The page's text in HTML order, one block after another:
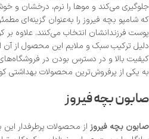
جلوگیری می‌کند و موها را نرم، درخشان و
که شامپو بچه فیروز را به‌عنوان گزینه‌ای
پوست فرزندانشان انتخاب می‌کنند. علاوه بر
دلیل ترکیب سبک و ملایم این محصول از آن
کیفیت بالا و در دسترس بودن در
به یکی از پرفروش‌ترین محصولات بهداشتی
صابون بچه فیروز
صابون بچه فیروز از محصولات پرطرفدار